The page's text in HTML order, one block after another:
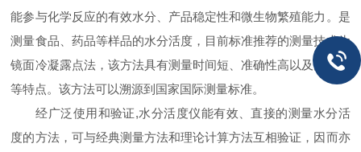
能参与化学反应的有效水分、产品稳定性和微生物繁殖能力。是
测量食品、药品等样品的水分活度，目前标准推荐的测量技术为
镜面冷凝露点法，该方法具有测量时间短、准确性高以及免校准
等特点。该方法可以溯源到国家国际测量标准。
经广泛使用和验证,水分活度仪能有效、直接的测量水分活
度的方法，可与经典测量方法和理论计算方法互相验证，因而亦